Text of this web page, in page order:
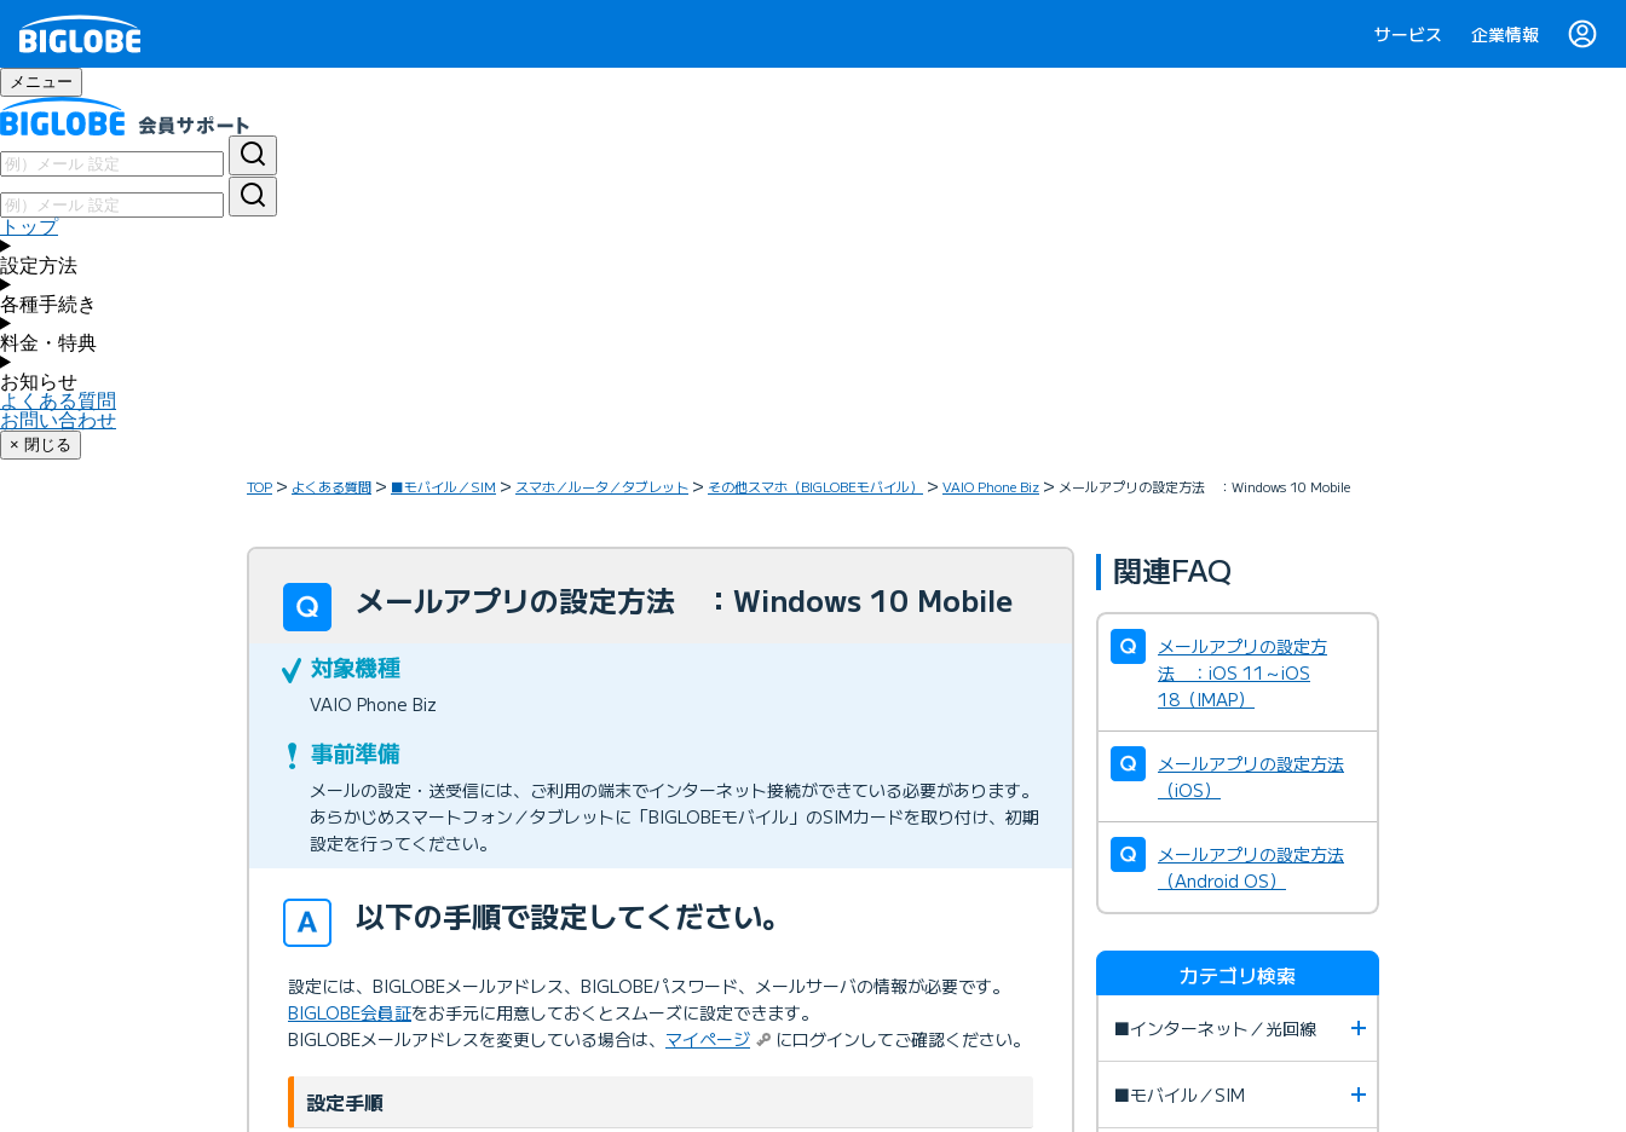
サービス 企業情報
メニュー
トップ
設定方法
各種手続き
料金・特典
お知らせ
よくある質問
お問い合わせ
× 閉じる
TOP よくある質問 ■モバイル／SIM スマホ／ルータ／タブレット その他スマホ（BIGLOBEモバイル） VAIO Phone Biz メールアプリの設定方法 ：Windows 10 Mobile
メールアプリの設定方法 ：Windows 10 Mobile
VAIO Phone Biz
メールの設定・送受信には、ご利用の端末でインターネット接続ができている必要があります。
あらかじめスマートフォン／タブレットに「BIGLOBEモバイル」のSIMカードを取り付け、初期
設定を行ってください。
以下の手順で設定してください。
設定には、BIGLOBEメールアドレス、BIGLOBEパスワード、メールサーバの情報が必要です。
BIGLOBE会員証をお手元に用意しておくとスムーズに設定できます。
BIGLOBEメールアドレスを変更している場合は、 マイページ にログインしてご確認ください。
設定手順
関連FAQ
メールアプリの設定方
法 ：iOS 11～iOS
18（IMAP）
メールアプリの設定方法
（iOS）
メールアプリの設定方法
（Android OS）
カテゴリ検索
■インターネット／光回線
■モバイル／SIM